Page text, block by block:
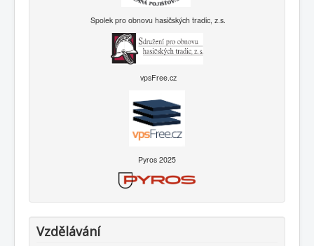
Spolek pro obnovu hasičských tradic, z.s.
vpsFree.cz
Pyros 2025
Vzdělávání